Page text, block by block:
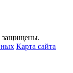
защищены.
Карта сайта